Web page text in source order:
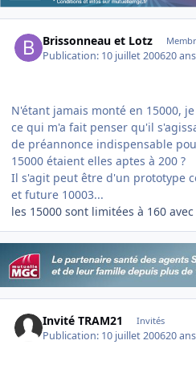
Brissonneau et Lotz
Publication: 10 juillet 200620 ans
N'étant jamais monté en 15000,
ce qui m'a fait penser qu'il
de préannonce indispensable
15000 étaient elles aptes à 200 ?
Il s'agit peut être d'un prototype
et future 10003...
les 15000 sont limitées à 160
Invité TRAM21 Invités
Publication: 10 juillet 200620 ans